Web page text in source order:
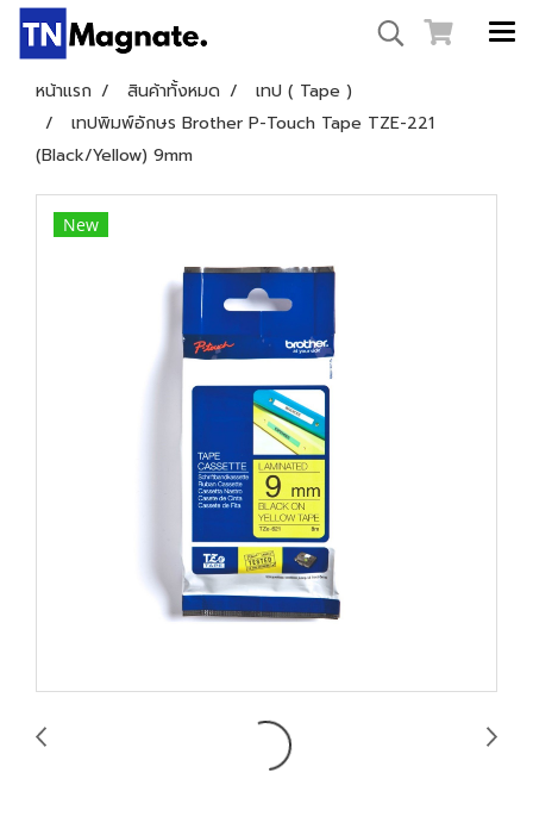
หน้าแรก สินค้าทั้งหมด
เทป ( Tape )
เทปพิมพ์อักษร Brother P-Touch Tape TZE-221
(Black/Yellow) 9mm
New